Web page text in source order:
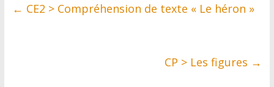
b
t
a
← CE2 > Compréhension de texte « Le héron »
CP > Les figures →